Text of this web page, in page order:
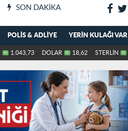
SON DAKIKA
POLIS & ADLIYE YERIN KULAĞI VAR
1.043,73 DOLAR 18,62 STERLİN